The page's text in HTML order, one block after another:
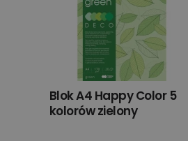
Blok A4 Happy Color 5
kolorów zielony